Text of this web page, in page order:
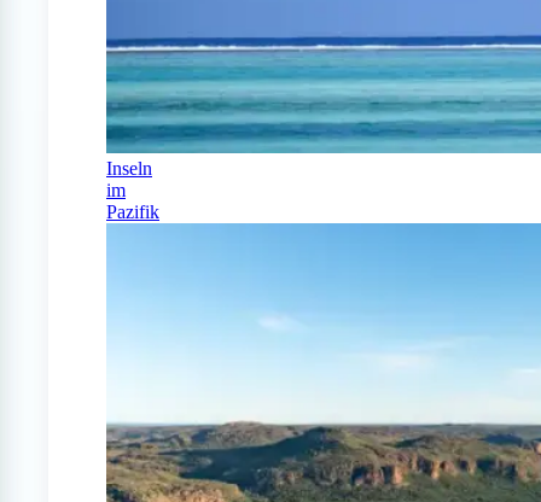
Inseln
im
Pazifik